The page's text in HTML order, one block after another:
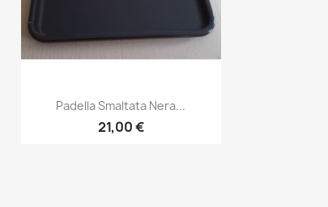
Anteprima
Padella Smaltata Nera...
21,00 €